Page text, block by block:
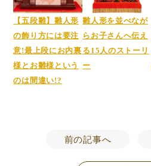
【五段雛】雛人形
の飾り方には要注
意!最上段にお内裏
様とお雛様という
のは間違い!?
雛人形を並べなが
らお子さんへ伝え
る15人のストーリ
ー
前の記事へ